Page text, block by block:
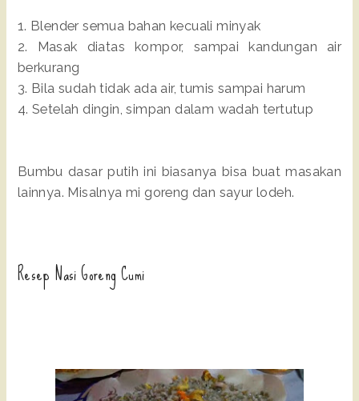
1. Blender semua bahan kecuali minyak
2. Masak diatas kompor, sampai kandungan air
berkurang
3. Bila sudah tidak ada air, tumis sampai harum
4. Setelah dingin, simpan dalam wadah tertutup
Bumbu dasar putih ini biasanya bisa buat masakan
lainnya. Misalnya mi goreng dan sayur lodeh.
Resep Nasi Goreng Cumi